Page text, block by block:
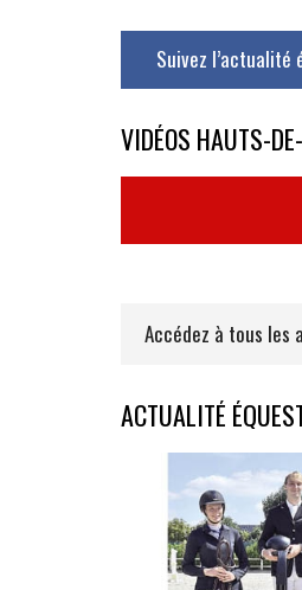
Suivez l’actualité
VIDÉOS HAUTS-
Accédez à tous les
ACTUALITÉ